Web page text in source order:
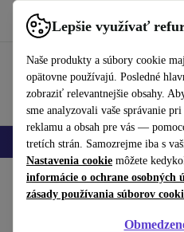
Lepšie využívať
Naše produkty a súbory cookie
opätovne používajú. Posledné
zobraziť relevantnejšie obsahy.
sme analyzovali vaše správanie
reklamu a obsah pre vás —
tretích strán. Samozrejme iba s
Nastavenia cookie môžete
informácie o ochrane osobných
zásady používania súborov
používať refurbed rýchlo a jednoducho
Mobilné telefóny Laptopy
Domov Produkty Domácnosť
Sallanan detské